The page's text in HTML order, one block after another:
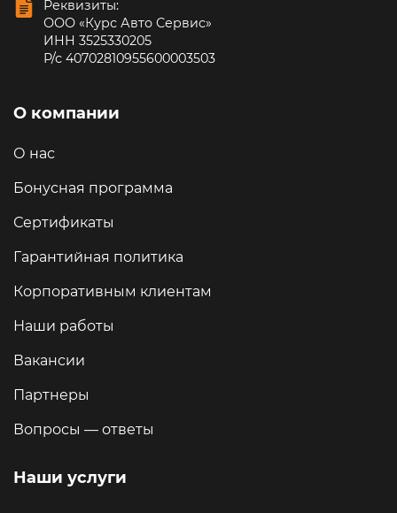
Реквизиты:
ООО «Курс Авто Сервис»
ИНН 3525330205
Р/с 40702810955600003503
О компании
О нас
Бонусная программа
Сертификаты
Гарантийная политика
Корпоративным клиентам
Наши работы
Вакансии
Партнеры
Вопросы — ответы
Наши услуги